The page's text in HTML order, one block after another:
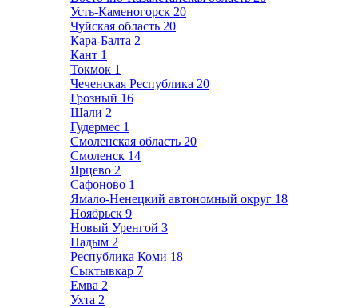
Усть-Каменогорск 20
Чуйская область 20
Кара-Балта 2
Кант 1
Токмок 1
Чеченская Республика 20
Грозный 16
Шали 2
Гудермес 1
Смоленская область 20
Смоленск 14
Ярцево 2
Сафоново 1
Ямало-Ненецкий автономный округ 18
Ноябрьск 9
Новый Уренгой 3
Надым 2
Республика Коми 18
Сыктывкар 7
Емва 2
Ухта 2